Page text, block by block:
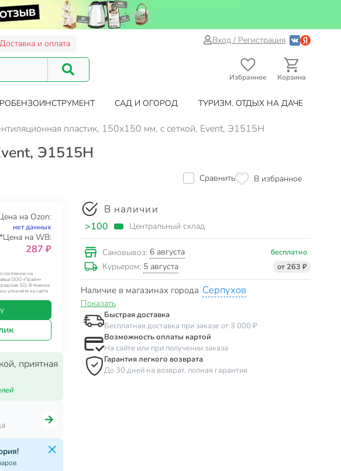
Доставка и оплата Вход / Регистрация
Избранное Корзина
САД И ОГОРОД ТУРИЗМ. ОТДЫХ НА ДАЧЕ
пластик, 150х150 мм, с сеткой, Event, Э1515Н
Э1515Н
Сравнить В избранное
на Ozon:
нет данных
*Цена на WB:
287 ₽
состоянию на
ООО «Прайм»
32). В течение
уточняйте на сайте
приятная
В наличии
>100 Центральный склад
Самовывоз: 6 августа бесплатно
Курьером: 5 августа от 263 ₽
Наличие в магазинах города Серпухов
Показать
Быстрая доставка
Бесплатная доставка при заказе от 3 000 ₽
Возможность оплаты картой
На сайте или при получении заказа
Гарантия легкого возврата
До 30 дней на возврат, полная гарантия